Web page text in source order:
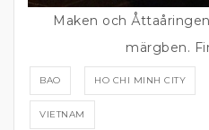
Maken och
märgben.
BAO HO CHI MINH CITY
VIETNAM